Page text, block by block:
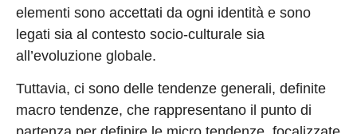
elementi sono accettati da ogni identità e sono
legati sia al contesto socio-culturale sia
all’evoluzione globale.
Tuttavia, ci sono delle tendenze generali, definite
macro tendenze, che rappresentano il punto di